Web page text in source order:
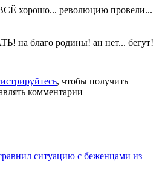
хорошо... революцию провели...
на благо родины! ан нет... бегут!
, чтобы получить
комментарии
ситуацию с беженцами из